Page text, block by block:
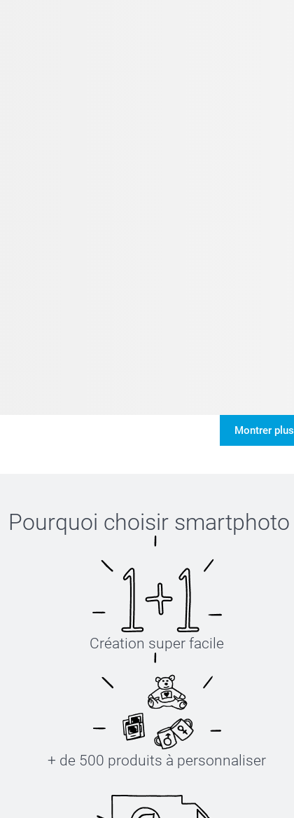
Montrer plus
Pourquoi choisir smartphoto
Création super facile
+ de 500 produits à personnaliser